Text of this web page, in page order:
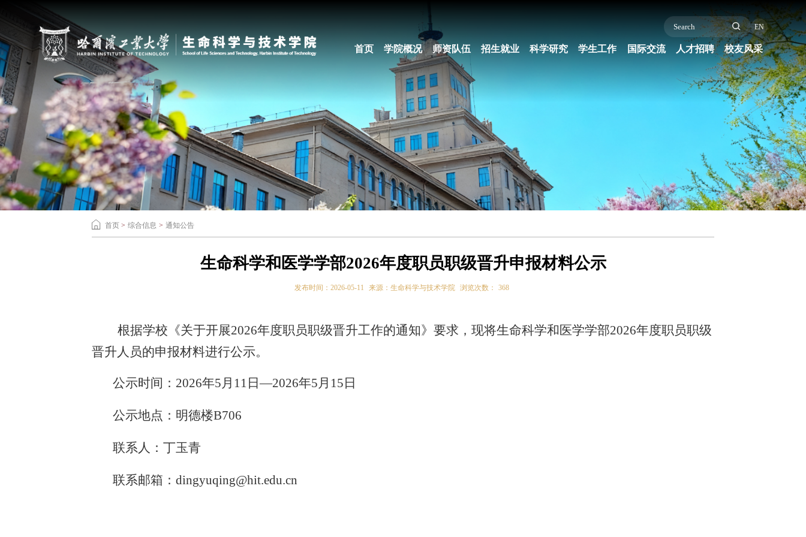
EN
首页 学院概况 师资队伍 招生就业 科学研究 学生工作 国际交流 人才招聘 校友风采
首页 > 综合信息 > 通知公告
生命科学和医学学部2026年度职员职级晋升申报材料公示
发布时间：2026-05-11 来源：生命科学与技术学院 浏览次数： 368
根据学校《关于开展2026年度职员职级晋升工作的通知》要求，现将生命科学和医学学部2026年度职员职级
晋升人员的申报材料进行公示。
公示时间： 2026年5月 11 日—2026年5月 15 日
公示地点：明德楼B706
联系人：丁玉青
联系邮箱： dingyuqing@hit.edu.cn